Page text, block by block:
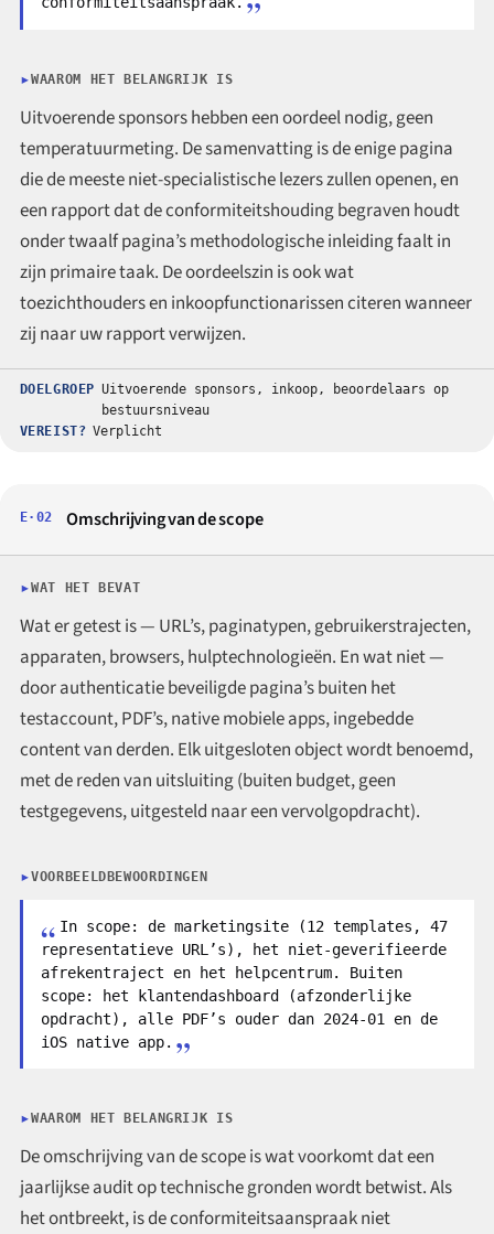
WAAROM HET BELANGRIJK IS
Uitvoerende sponsors hebben een oordeel nodig, geen
temperatuurmeting. De samenvatting is de enige pagina
die de meeste niet-specialistische lezers zullen openen, en
een rapport dat de conformiteitshouding begraven houdt
onder twaalf pagina’s methodologische inleiding faalt in
zijn primaire taak. De oordeelszin is ook wat
toezichthouders en inkoopfunctionarissen citeren wanneer
zij naar uw rapport verwijzen.
DOELGROEP Uitvoerende sponsors, inkoop, beoordelaars op
bestuursniveau
VEREIST? Verplicht
E·02 Omschrijving van de scope
WAT HET BEVAT
Wat er getest is — URL’s, paginatypen, gebruikerstrajecten,
apparaten, browsers, hulptechnologieën. En wat niet —
door authenticatie beveiligde pagina’s buiten het
testaccount, PDF’s, native mobiele apps, ingebedde
content van derden. Elk uitgesloten object wordt benoemd,
met de reden van uitsluiting (buiten budget, geen
testgegevens, uitgesteld naar een vervolgopdracht).
VOORBEELDBEWOORDINGEN
In scope: de marketingsite (12 templates, 47
representatieve URL’s), het niet-geverifieerde
afrekentraject en het helpcentrum. Buiten
scope: het klantendashboard (afzonderlijke
opdracht), alle PDF’s ouder dan 2024-01 en de
iOS native app.
WAAROM HET BELANGRIJK IS
De omschrijving van de scope is wat voorkomt dat een
jaarlijkse audit op technische gronden wordt betwist. Als
het ontbreekt, is de conformiteitsaanspraak niet